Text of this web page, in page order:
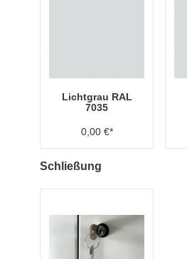
Lichtgrau RAL
7035
0,00 €*
Schließung